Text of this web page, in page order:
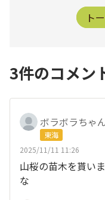
ト
3件のコメン
ボラボラちゃ
東海
2025/11/11 11:26
山桜の苗木を貰い
な